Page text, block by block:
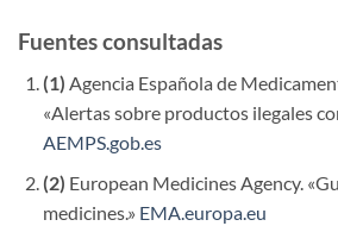
Fuentes consultadas
(1) Agencia Española de
«Alertas sobre productos ilegales
AEMPS.gob.es
(2) European Medicines Agency.
medicines.» EMA.europa.eu